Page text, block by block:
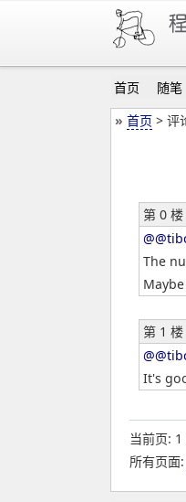
首页 随笔
» 首页 > 评
第 0 楼
The
第 1 楼
It's
当前页: 1
所有页面: